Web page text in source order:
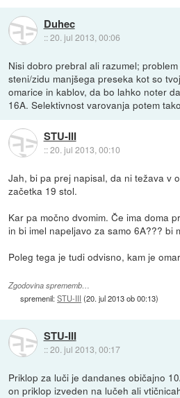
Duhec
::20. jul 2013, 00:06
Nisi dobro prebral ali razumel;
steni/zidu manjšega preseka kot so
omarice in kablov, da bo lahko noter
16A. Selektivnost varovanja potem
STU-III
::20. jul 2013, 00:10
Jah, bi pa prej napisal, da ni težava v
začetka 19 stol.
Kar pa močno dvomim. Če ima doma
in bi imel napeljavo za samo 6A??? bi
Poleg tega je tudi odvisno, kam je
Zgodovina sprememb…
spremenil:STU-III (20. jul 2013 ob 00:13)
STU-III
::20. jul 2013, 00:17
Priklop za luči je dandanes običajno
on priklop izveden na lučeh ali